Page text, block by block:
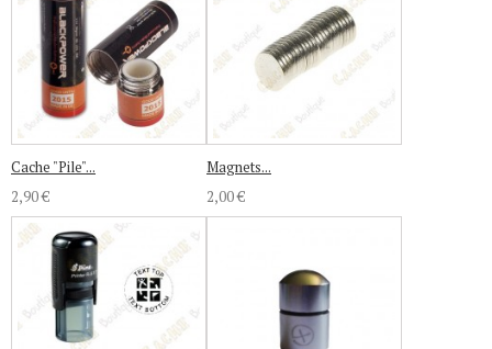
Cache "Pile"...
2,90 €
Magnets...
2,00 €